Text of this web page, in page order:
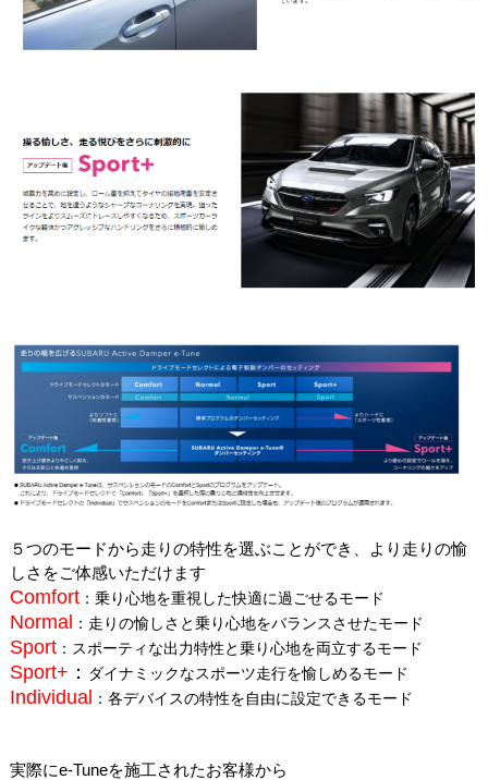
５つのモードから走りの特性を選ぶことができ、より走りの愉
しさをご体感いただけます
Comfort：乗り⼼地を重視した快適に過ごせるモード
Normal ：⾛りの愉しさと乗り⼼地をバランスさせたモード
Sport：スポーティな出⼒特性と乗り⼼地を両⽴するモード
Sport+ ： ダイナミックなスポーツ⾛⾏を愉しめるモード
Individual ：各デバイスの特性を⾃由に設定できるモード
実際にe-Tuneを施工されたお客様から